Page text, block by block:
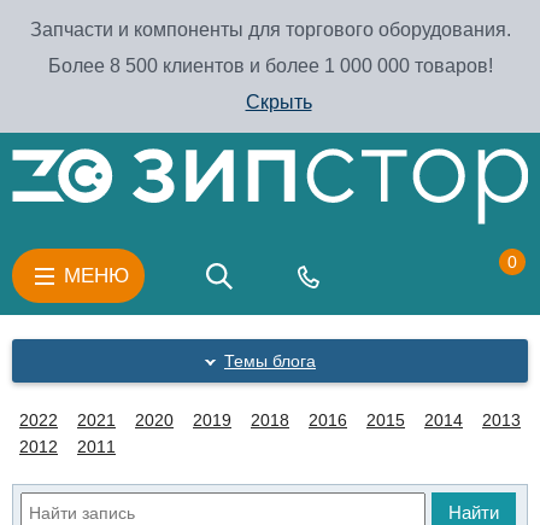
Запчасти и компоненты для торгового оборудования.
Более 8 500 клиентов и более 1 000 000 товаров!
Скрыть
МЕНЮ
0
Темы блога
2022 2021 2020 2019 2018 2016 2015 2014
2013
2012
2011
Найти